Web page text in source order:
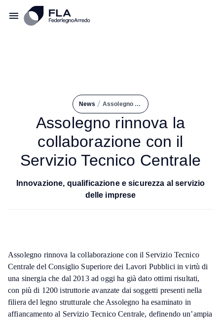
News / Assolegno Rinnova La Collaborazione Con Il Servizio Tecnico Centrale
Assolegno rinnova la
collaborazione con il
Servizio Tecnico Centrale
Innovazione, qualificazione e sicurezza al servizio
delle imprese
Assolegno rinnova la collaborazione con il Servizio Tecnico
Centrale del Consiglio Superiore dei Lavori Pubblici in virtù di
una sinergia che dal 2013 ad oggi ha già dato ottimi risultati,
con più di 1200 istruttorie avanzate dai soggetti presenti nella
filiera del legno strutturale che Assolegno ha esaminato in
affiancamento al Servizio Tecnico Centrale, definendo un’ampia